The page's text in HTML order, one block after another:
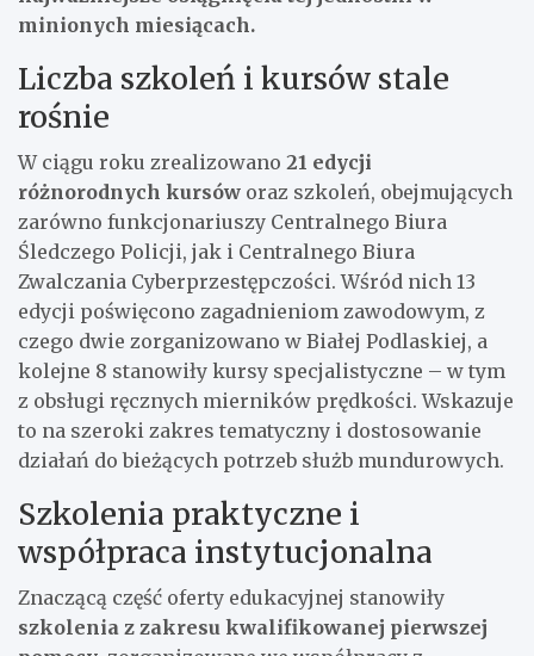
minionych miesiącach.
Liczba szkoleń i kursów stale
rośnie
W ciągu roku zrealizowano 21 edycji
różnorodnych kursów oraz szkoleń, obejmujących
zarówno funkcjonariuszy Centralnego Biura
Śledczego Policji, jak i Centralnego Biura
Zwalczania Cyberprzestępczości. Wśród nich 13
edycji poświęcono zagadnieniom zawodowym, z
czego dwie zorganizowano w Białej Podlaskiej, a
kolejne 8 stanowiły kursy specjalistyczne – w tym
z obsługi ręcznych mierników prędkości. Wskazuje
to na szeroki zakres tematyczny i dostosowanie
działań do bieżących potrzeb służb mundurowych.
Szkolenia praktyczne i
współpraca instytucjonalna
Znaczącą część oferty edukacyjnej stanowiły
szkolenia z zakresu kwalifikowanej pierwszej